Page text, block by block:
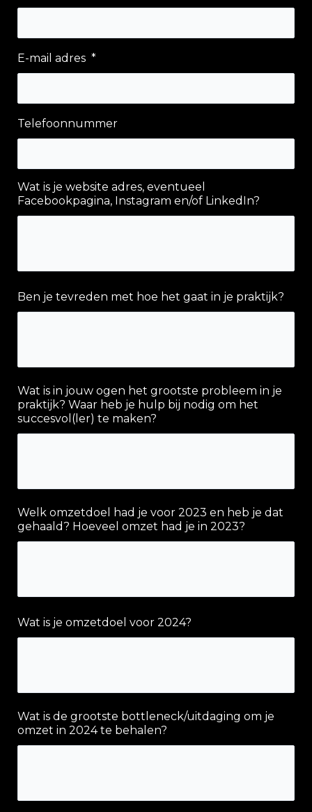
E-mail adres *
Telefoonnummer
Wat is je website adres, eventueel
Facebookpagina, Instagram en/of LinkedIn?
Ben je tevreden met hoe het gaat in je praktijk?
Wat is in jouw ogen het grootste probleem in je
praktijk? Waar heb je hulp bij nodig om het
succesvol(ler) te maken?
Welk omzetdoel had je voor 2023 en heb je dat
gehaald? Hoeveel omzet had je in 2023?
Wat is je omzetdoel voor 2024?
Wat is de grootste bottleneck/uitdaging om je
omzet in 2024 te behalen?